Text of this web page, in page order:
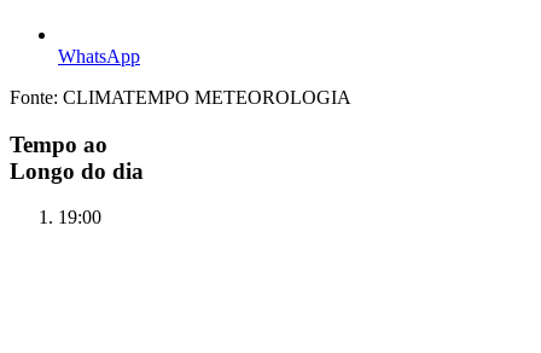
WhatsApp
Fonte: CLIMATEMPO METEOROLOGIA
Tempo ao
Longo do dia
19:00